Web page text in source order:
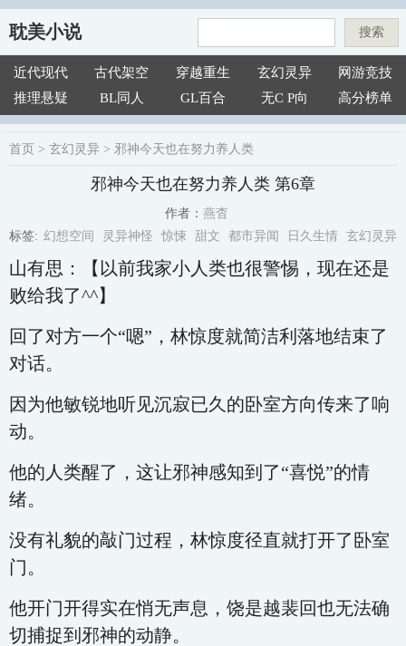
耽美小说 搜索
近代现代 古代架空 穿越重生 玄幻灵异
网游竞技
推理悬疑
BL同人 GL百合 无C P向 高分榜单
首页 > 玄幻灵异 > 邪神今天也在努力养人类
邪神今天也在努力养人类 第6章
作者： 燕杳
标签: 幻想空间 灵异神怪 惊悚 甜文 都市异闻 日久生情 玄幻灵异
山有思：【以前我家小人类也很警惕，现在还是
败给我了^^】
回了对方一个“嗯”，林惊度就简洁利落地结束了
对话。
因为他敏锐地听见沉寂已久的卧室方向传来了响
动。
他的人类醒了，这让邪神感知到了“喜悦”的情
绪。
没有礼貌的敲门过程，林惊度径直就打开了卧室
门。
他开门开得实在悄无声息，饶是越裴回也无法确
切捕捉到邪神的动静。